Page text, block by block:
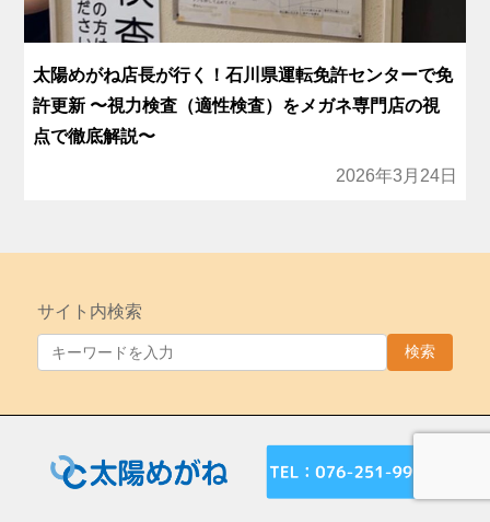
太陽めがね店長が行く！石川県運転免許センターで免
許更新 〜視力検査（適性検査）をメガネ専門店の視
点で徹底解説〜
2026年3月24日
サイト内検索
検索